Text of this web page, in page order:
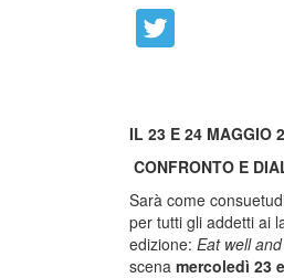
IL 23 E 24 MAGGIO
CONFRONTO E
Sarà come
per tutti gli addetti ai
edizione: Eat well
scena mercoledì 23